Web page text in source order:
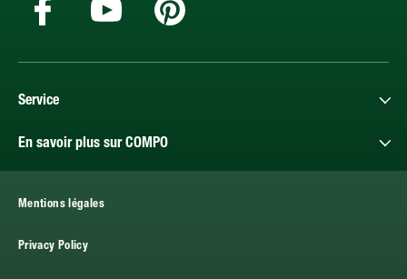
Service
En savoir plus sur COMPO
Mentions légales
Privacy Policy